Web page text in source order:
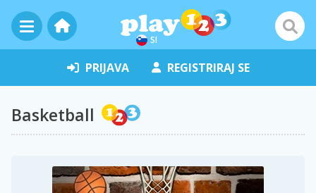
SI
PRIJAVA REGISTRIRAJ SE
Basketball